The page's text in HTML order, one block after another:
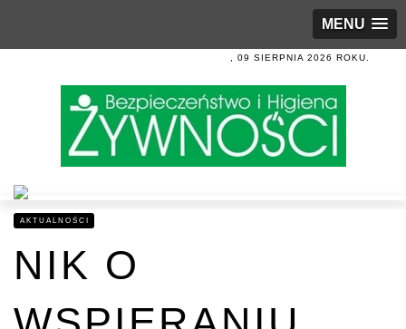
MENU
, 09 SIERPNIA 2026 ROKU.
AKTUALNOŚCI
NIK O